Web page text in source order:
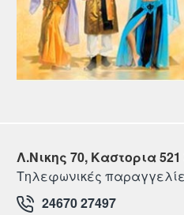
Λ.Νικης 70, Καστορια
Τηλεφωνικές
24670 27497